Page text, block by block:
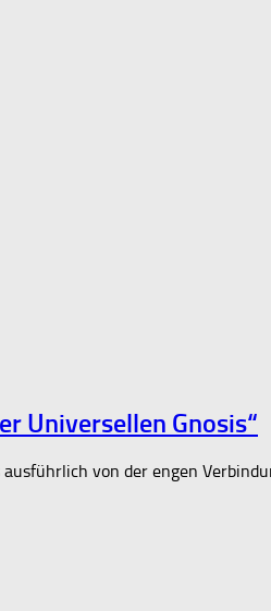
Universellen Gnosis“
von der engen